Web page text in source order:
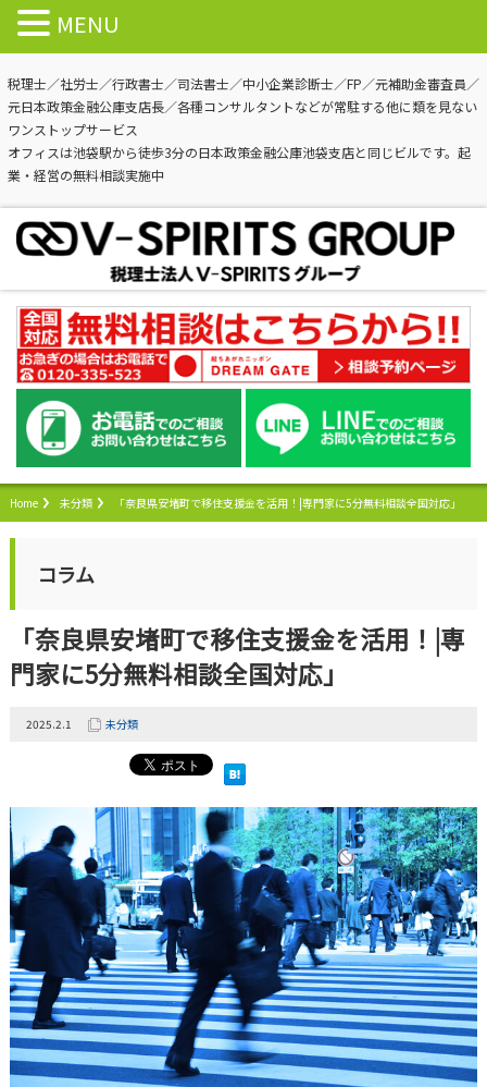
税理士／社労士／行政書士／司法書士／中小企業診断士／FP／元補助金審査員／
元日本政策金融公庫支店長／各種コンサルタントなどが常駐する他に類を見ない
ワンストップサービス
オフィスは池袋駅から徒歩3分の日本政策金融公庫池袋支店と同じビルです。起
業・経営の無料相談実施中
Home 未分類 「奈良県安堵町で移住支援金を活用！|専門家に5分無料相談全国対応」
コラム
「奈良県安堵町で移住支援金を活用！|専
門家に5分無料相談全国対応」
2025.2.1 未分類
MENU